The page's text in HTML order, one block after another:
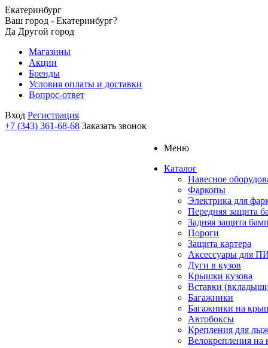
Екатеринбург
Ваш город - Екатеринбург?
Да Другой город
Магазины
Акции
Бренды
Условия оплаты и доставки
Вопрос-ответ
Вход Регистрация
+7 (343) 361-68-68 Заказать звонок
Меню
Каталог
Навесное
Фаркопы
Электрика для
Передняя защита
Задняя защита
Пороги
Защита картера
Аксессуары для
Дуги в кузов
Крышки кузова
Вставки
Багажники
Багажники на
Автобоксы
Крепления для
Велокрепления